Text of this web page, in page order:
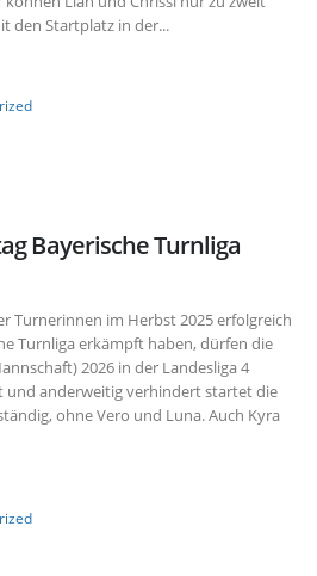
den Startplatz in der...
Bayerische Turnliga
Turnerinnen im Herbst 2025 erfolgreich
Turnliga erkämpft haben, dürfen die
2026 in der Landesliga 4
und anderweitig verhindert startet die
ohne Vero und Luna. Auch Kyra